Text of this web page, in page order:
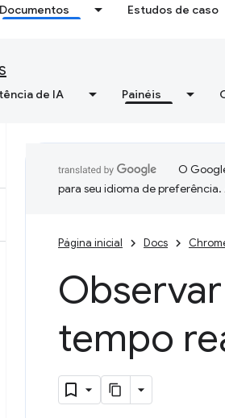
Documentos Estudos de caso
de IA Painéis
O
para seu idioma de
Página inicial Docs
tempo